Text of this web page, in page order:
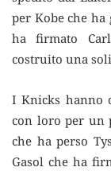
per Kobe che ha
ha firmato
costruito una
I Knicks hanno
con loro per un
che ha perso
Gasol che ha